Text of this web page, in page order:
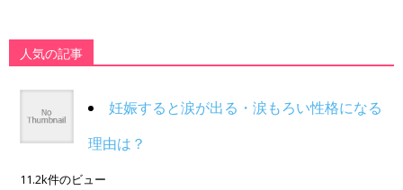
人気の記事
妊娠すると涙が出る・涙もろい性格になる
理由は？
11.2k件のビュー